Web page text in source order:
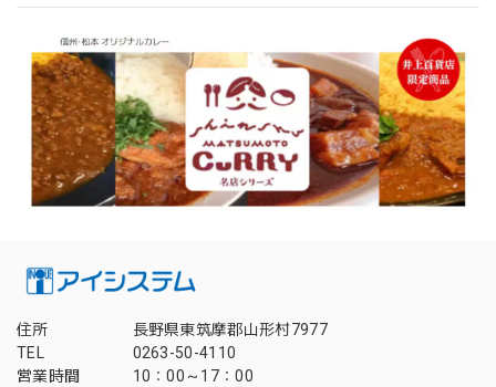
住所
長野県東筑摩郡山形村7977
TEL
0263-50-4110
営業時間
10：00～17：00